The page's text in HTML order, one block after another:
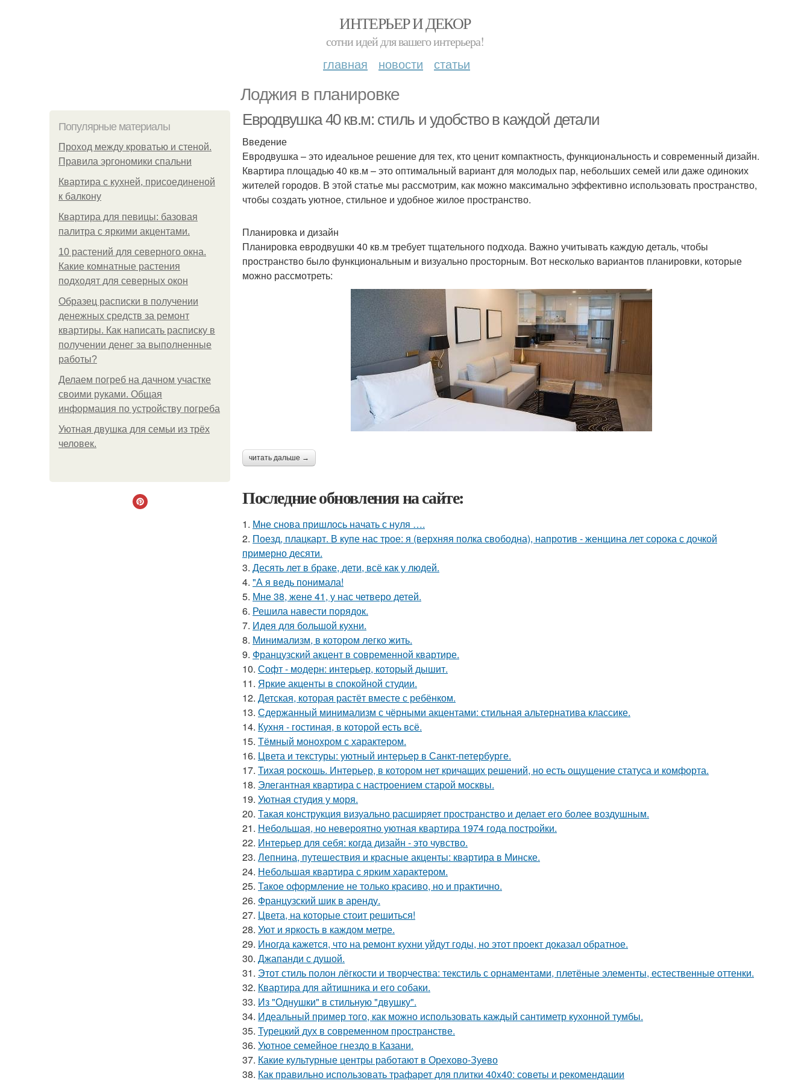
ИНТЕРЬЕР И ДЕКОР
сотни идей для вашего интерьера!
главная новости статьи
Лоджия в планировке
Популярные материалы
Проход между кроватью и стеной.
Правила эргономики спальни
Квартира с кухней, присоединеной
к балкону
Квартира для певицы: базовая
палитра с яркими акцентами.
10 растений для северного окна.
Какие комнатные растения
подходят для северных окон
Образец расписки в получении
денежных средств за ремонт
квартиры. Как написать расписку в
получении денег за выполненные
работы?
Делаем погреб на дачном участке
своими руками. Общая
информация по устройству погреба
Уютная двушка для семьи из трёх
человек.
Евродвушка 40 кв.м: стиль и удобство в каждой детали
Введение
Евродвушка – это идеальное решение для тех, кто ценит компактность, функциональность и современный дизайн.
Квартира площадью 40 кв.м – это оптимальный вариант для молодых пар, небольших семей или даже одиноких
жителей городов. В этой статье мы рассмотрим, как можно максимально эффективно использовать пространство,
чтобы создать уютное, стильное и удобное жилое пространство.
Планировка и дизайн
Планировка евродвушки 40 кв.м требует тщательного подхода. Важно учитывать каждую деталь, чтобы
пространство было функциональным и визуально просторным. Вот несколько вариантов планировки, которые
можно рассмотреть:
читать дальше →
Последние обновления на сайте:
1. Мне снова пришлось начать с нуля ….
2. Поезд, плацкарт. В купе нас трое: я (верхняя полка свободна), напротив - женщина лет сорока с дочкой
примерно десяти.
3. Десять лет в браке, дети, всё как у людей.
4. "А я ведь понимала!
5. Мне 38, жене 41, у нас четверо детей.
6. Решила навести порядок.
7. Идея для большой кухни.
8. Минимализм, в котором легко жить.
9. Французский акцент в современной квартире.
10. Софт - модерн: интерьер, который дышит.
11. Яркие акценты в спокойной студии.
12. Детская, которая растёт вместе с ребёнком.
13. Сдержанный минимализм с чёрными акцентами: стильная альтернатива классике.
14. Кухня - гостиная, в которой есть всё.
15. Тёмный монохром с характером.
16. Цвета и текстуры: уютный интерьер в Санкт-петербурге.
17. Тихая роскошь. Интерьер, в котором нет кричащих решений, но есть ощущение статуса и комфорта.
18. Элегантная квартира с настроением старой москвы.
19. Уютная студия у моря.
20. Такая конструкция визуально расширяет пространство и делает его более воздушным.
21. Небольшая, но невероятно уютная квартира 1974 года постройки.
22. Интерьер для себя: когда дизайн - это чувство.
23. Лепнина, путешествия и красные акценты: квартира в Минске.
24. Небольшая квартира с ярким характером.
25. Такое оформление не только красиво, но и практично.
26. Французский шик в аренду.
27. Цвета, на которые стоит решиться!
28. Уют и яркость в каждом метре.
29. Иногда кажется, что на ремонт кухни уйдут годы, но этот проект доказал обратное.
30. Джапанди с душой.
31. Этот стиль полон лёгкости и творчества: текстиль с орнаментами, плетёные элементы, естественные оттенки.
32. Квартира для айтишника и его собаки.
33. Из "Однушки" в стильную "двушку".
34. Идеальный пример того, как можно использовать каждый сантиметр кухонной тумбы.
35. Турецкий дух в современном пространстве.
36. Уютное семейное гнездо в Казани.
37. Какие культурные центры работают в Орехово-Зуево
38. Как правильно использовать трафарет для плитки 40x40: советы и рекомендации